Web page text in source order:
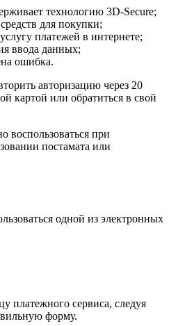
технологию 3D-Secure;
для покупки;
платежей в интернете;
ввода данных;
ошибка.
авторизацию через 20
картой или обратиться в свой
воспользоваться при
постамата или
одной из электронных
платежного сервиса, следуя
форму.